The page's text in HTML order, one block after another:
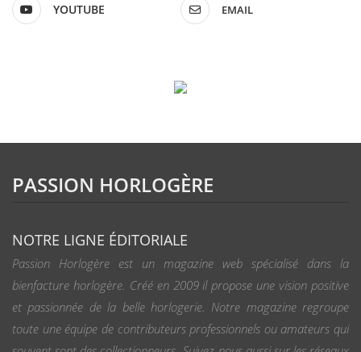
YOUTUBE EMAIL
PASSION HORLOGÈRE
NOTRE LIGNE ÉDITORIALE
Passion Horlogère est un magazine web spécialisé dans la
bienfacture horlogère. Créé en 2009 il propose une vision positive
et passionnée de la belle horlogerie. Notre magazine regroupe
toute une équipe de contributeurs professionnels ou amateurs qui